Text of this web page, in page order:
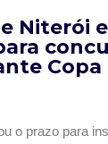
Niterói
o prazo para